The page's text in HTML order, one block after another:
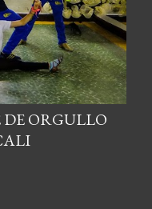
ORGULLO